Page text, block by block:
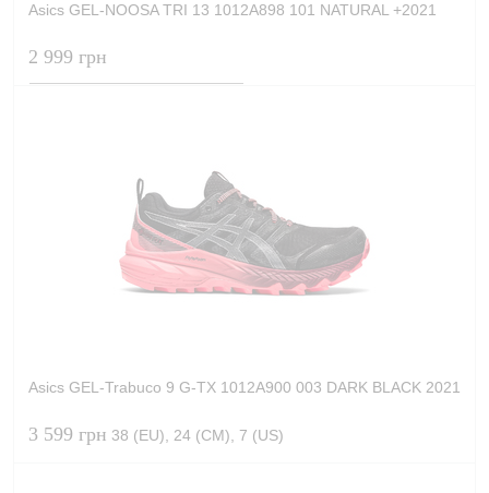
Asics GEL-NOOSA TRI 13 1012A898 101 NATURAL +2021
2 999 грн
Asics GEL-Trabuco 9 G-TX 1012A900 003 DARK BLACK 2021
3 599 грн 38 (EU), 24 (CM), 7 (US)